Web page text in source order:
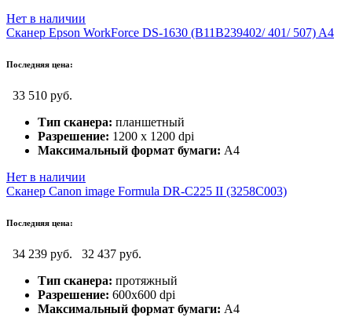
Нет в наличии
Сканер Epson WorkForce DS-1630 (B11B239402/ 401/ 507) A4
Последняя цена:
33 510 руб.
Тип сканера: планшетный
Разрешение: 1200 х 1200 dpi
Максимальный формат бумаги: A4
Нет в наличии
Сканер Canon image Formula DR-C225 II (3258C003)
Последняя цена:
34 239 руб.
32 437 руб.
Тип сканера: протяжный
Разрешение: 600x600 dpi
Максимальный формат бумаги: A4